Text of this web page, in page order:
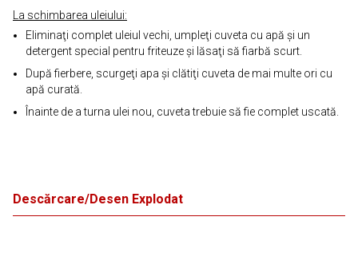
La schimbarea uleiului:
Eliminaţi complet uleiul vechi, umpleţi cuveta cu apă şi un
detergent special pentru friteuze şi lăsaţi să fiarbă scurt.
După fierbere, scurgeţi apa şi clătiţi cuveta de mai multe ori cu
apă curată.
Înainte de a turna ulei nou, cuveta trebuie să fie complet uscată.
Descărcare/Desen Explodat